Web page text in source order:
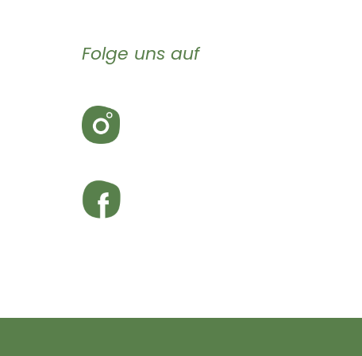
Folge uns auf